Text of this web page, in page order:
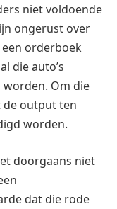
niet voldoende
ongerust over
orderboek
die auto’s
Om die
de output ten
worden.
doorgaans niet
dat die rode